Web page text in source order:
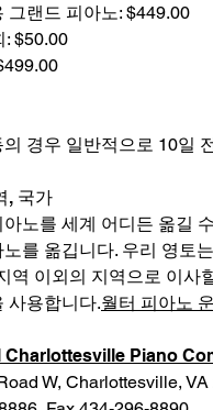
그랜드 피아노: $449.00
: $50.00
의 경우 일반적으로 10일
, 국가
아노를 세계 어디든 옮길
를 옮깁니다. 우리 영토
역 이외의 지역으로 이사
사용합니다.월터 피아노
Charlottesville Piano
W, Charlottesville, VA